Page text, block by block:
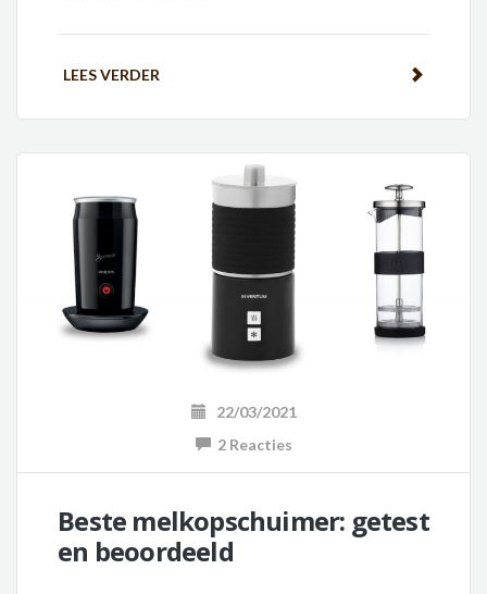
LEES VERDER
22/03/2021
2 Reacties
Beste melkopschuimer: getest
en beoordeeld